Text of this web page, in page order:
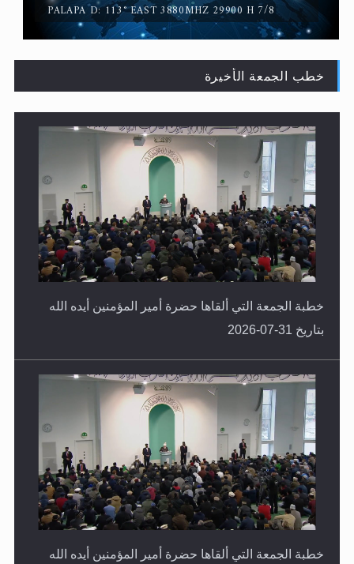
حقيقة المسيح الدجال
PALAPA D: 113° EAST 3880MHZ 29900 H 7/8
خطب الجمعة الأخيرة
خطبة الجمعة التي ألقاها حضرة أمير المؤمنين أيده الله
بتاريخ 31-07-2026
خطبة الجمعة التي ألقاها حضرة أمير المؤمنين أيده الله